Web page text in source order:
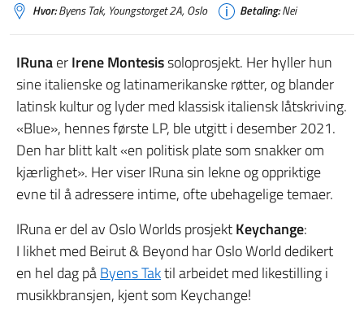
Hvor:Byens Tak, Youngstorget 2A, Oslo Betaling:Nei
IRunaerIrene Montesissoloprosjekt. Her hyller hun
sine italienske og latinamerikanske røtter, og blander
latinsk kultur og lyder med klassisk italiensk låtskriving.
«Blue», hennes første LP, ble utgitt i desember 2021.
Den har blitt kalt «en politisk plate som snakker om
kjærlighet». Her viser IRuna sin lekne og oppriktige
evne til å adressere intime, ofte ubehagelige temaer.
IRuna er del av Oslo Worlds prosjektKeychange:
I likhet med Beirut & Beyond har Oslo World dedikert
en hel dag påByens Taktil arbeidet med likestilling i
musikkbransjen, kjent som Keychange!